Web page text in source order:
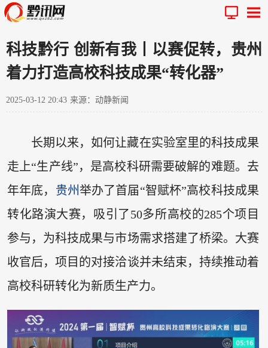
科技黔行 创新有我丨以赛促转，贵州
着力打造高校科技成果“转化器”
2025-03-12 20:43 来源：动静新闻
长期以来，如何让藏在实验室里的科技成果
走上“生产线”，是高校科研需要破解的难题。去
年年底， 贵州举办了首届“智赋杯”高校科技成果
转化路演大赛，吸引了50多所高校的285个项目
参与，为科技成果与市场需求搭建了桥梁。大赛
收官后，项目的对接洽谈并未结束，持续推动着
高校科研转化为新质生产力。